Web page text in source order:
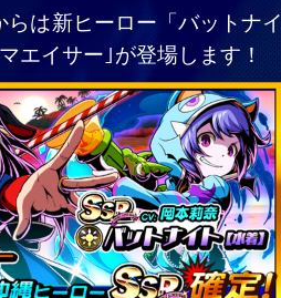
らは新ヒーロー「バットナ
エイサー｣が登場します！